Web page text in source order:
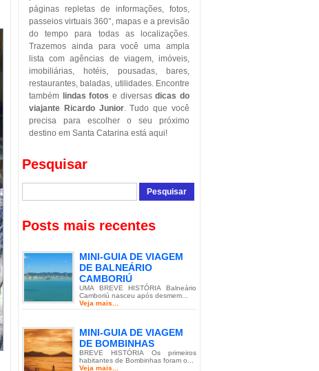
páginas repletas de informações, fotos,
passeios virtuais 360°, mapas e a previsão
do tempo para todas as localizações.
Trazemos ainda para você uma ampla
lista com agências de viagem, imóveis,
imobiliárias, hotéis, pousadas, bares,
restaurantes, baladas, utilidades. Encontre
também
lindas fotos e diversasdicas do
viajante Ricardo Junior. Tudo que você
precisa para escolher o seu próximo
destino em Santa Catarina está aqui!
Pesquisar
Posts mais recentes
MINI-GUIA DE VIAGEM
DE BALNEÁRIO
CAMBORIÚ
UMA BREVE HISTÓRIA Balneário
Camboriú nasceu após desmem...
Veja mais...
MINI-GUIA DE VIAGEM
DE BOMBINHAS
BREVE HISTÓRIA Os primeiros
habitantes de Bombinhas foram o...
Veja mais...